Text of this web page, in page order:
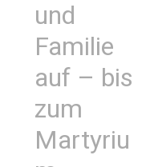
und
Familie
auf – bis
zum
Martyriu